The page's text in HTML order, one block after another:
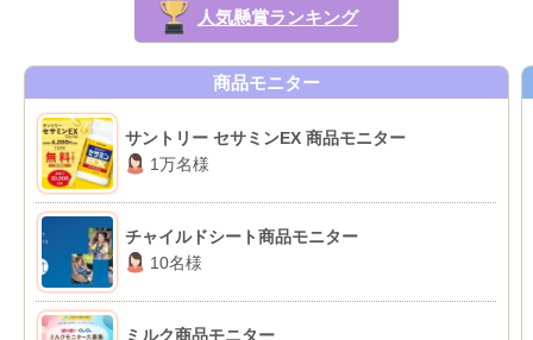
人気懸賞ランキング
商品モニター
サントリー セサミンEX 商品モニター
1万名様
チャイルドシート商品モニター
10名様
ミルク商品モニター